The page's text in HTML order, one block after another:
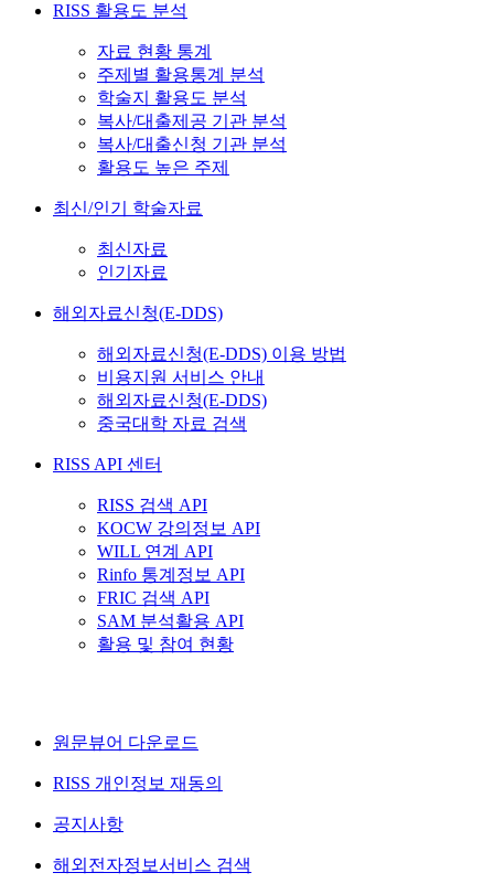
RISS 활용도 분석
자료 현황 통계
주제별 활용통계 분석
학술지 활용도 분석
복사/대출제공 기관 분석
복사/대출신청 기관 분석
활용도 높은 주제
최신/인기 학술자료
최신자료
인기자료
해외자료신청(E-DDS)
해외자료신청(E-DDS) 이용 방법
비용지원 서비스 안내
해외자료신청(E-DDS)
중국대학 자료 검색
RISS API 센터
RISS 검색 API
KOCW 강의정보 API
WILL 연계 API
Rinfo 통계정보 API
FRIC 검색 API
SAM 분석활용 API
활용 및 참여 현황
원문뷰어 다운로드
RISS 개인정보 재동의
공지사항
해외전자정보서비스 검색